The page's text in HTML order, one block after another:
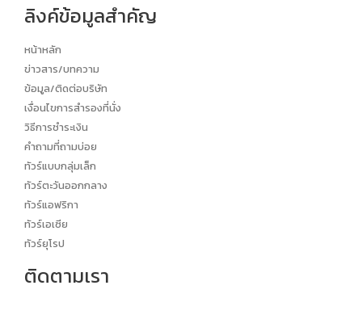
ลิงค์ข้อมูลสำคัญ
หน้าหลัก
ข่าวสาร/บทความ
ข้อมูล/ติดต่อบริษัท
เงื่อนไขการสำรองที่นั่ง
วิธีการชำระเงิน
คำถามที่ถามบ่อย
ทัวร์แบบกลุ่มเล็ก
ทัวร์ตะวันออกกลาง
ทัวร์แอฟริกา
ทัวร์เอเซีย
ทัวร์ยุโรป
ติดตามเรา